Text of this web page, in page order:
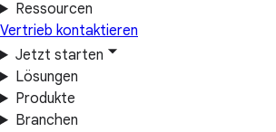
Ressourcen
Vertrieb kontaktieren
Jetzt starten
Lösungen
Produkte
Branchen